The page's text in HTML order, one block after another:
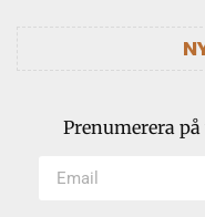
Prenumerera